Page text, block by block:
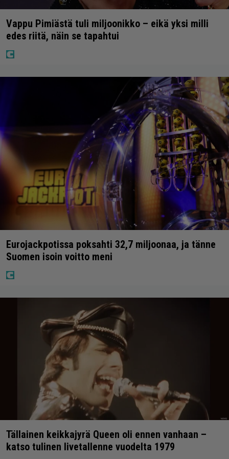
Vappu Pimiästä tuli miljoonikko – eikä yksi milli
edes riitä, näin se tapahtui
Eurojackpotissa poksahti 32,7 miljoonaa, ja tänne
Suomen isoin voitto meni
Tällainen keikkajyrä Queen oli ennen vanhaan –
katso tulinen livetallenne vuodelta 1979